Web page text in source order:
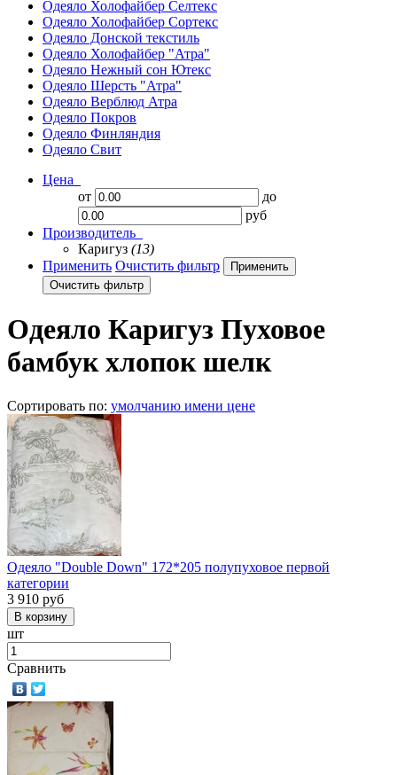
Одеяло Холофайбер Селтекс
Одеяло Холофайбер Сортекс
Одеяло Донской текстиль
Одеяло Холофайбер "Атра"
Одеяло Нежный сон Ютекс
Одеяло Шерсть "Атра"
Одеяло Верблюд Атра
Одеяло Покров
Одеяло Финляндия
Одеяло Свит
Цена
от
до
руб
Производитель
Каригуз (13)
Применить Очистить фильтр
Одеяло Каригуз Пуховое
бамбук хлопок шелк
Сортировать по: умолчанию имени цене
Одеяло "Double Down" 172*205 полупуховое первой
категории
3 910 руб
шт
Сравнить